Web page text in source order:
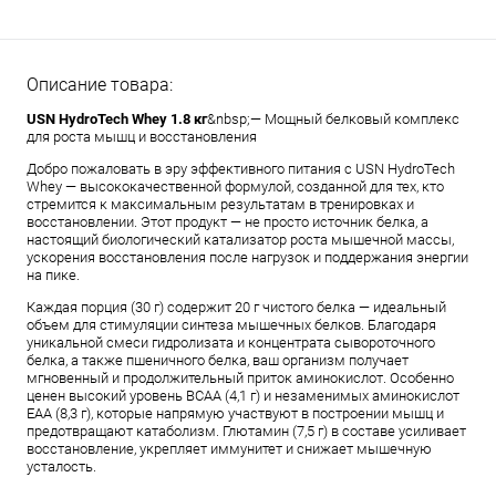
Описание товара:
USN HydroTech Whey 1.8 кг&nbsp;— Мощный белковый комплекс
для роста мышц и восстановления
Добро пожаловать в эру эффективного питания с USN HydroTech
Whey — высококачественной формулой, созданной для тех, кто
стремится к максимальным результатам в тренировках и
восстановлении. Этот продукт — не просто источник белка, а
настоящий биологический катализатор роста мышечной массы,
ускорения восстановления после нагрузок и поддержания энергии
на пике.
Каждая порция (30 г) содержит 20 г чистого белка — идеальный
объем для стимуляции синтеза мышечных белков. Благодаря
уникальной смеси гидролизата и концентрата сывороточного
белка, а также пшеничного белка, ваш организм получает
мгновенный и продолжительный приток аминокислот. Особенно
ценен высокий уровень BCAA (4,1 г) и незаменимых аминокислот
EAA (8,3 г), которые напрямую участвуют в построении мышц и
предотвращают катаболизм. Глютамин (7,5 г) в составе усиливает
восстановление, укрепляет иммунитет и снижает мышечную
усталость.